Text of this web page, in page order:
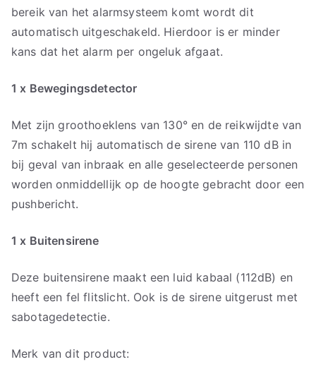
bereik van het alarmsysteem komt wordt dit
automatisch uitgeschakeld. Hierdoor is er minder
kans dat het alarm per ongeluk afgaat.
1 x Bewegingsdetector
Met zijn groothoeklens van 130° en de reikwijdte van
7m schakelt hij automatisch de sirene van 110 dB in
bij geval van inbraak en alle geselecteerde personen
worden onmiddellijk op de hoogte gebracht door een
pushbericht.
1 x Buitensirene
Deze buitensirene maakt een luid kabaal (112dB) en
heeft een fel flitslicht. Ook is de sirene uitgerust met
sabotagedetectie.
Merk van dit product: